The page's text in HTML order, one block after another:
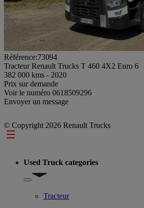
Référence:73094
Tracteur Renault Trucks T 460 4X2 Euro 6
382 000 kms - 2020
Prix sur demande
Voir le numéro 0618509296
Envoyer un message
© Copyright 2026 Renault Trucks
Footer
Used Truck categories
Show submenu for Used Truck categories
Tracteur